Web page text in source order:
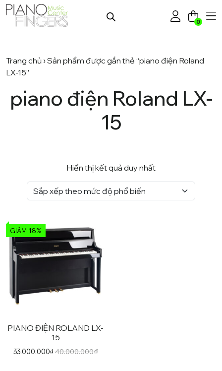
0
Trang chủ › Sản phẩm được gắn thẻ “piano điện Roland
LX-15”
piano điện Roland LX-
15
Hiển thị kết quả duy nhất
GIẢM 18%
PIANO ĐIỆN ROLAND LX-
15
33.000.000₫40.000.000₫